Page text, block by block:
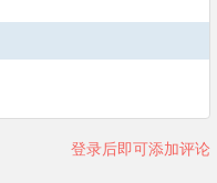
登录后即可添加评论